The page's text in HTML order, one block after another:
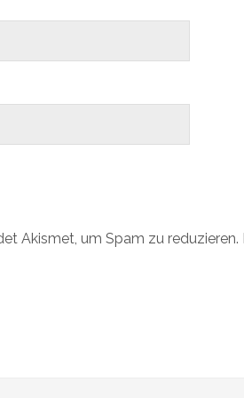
Akismet, um Spam zu reduzieren.